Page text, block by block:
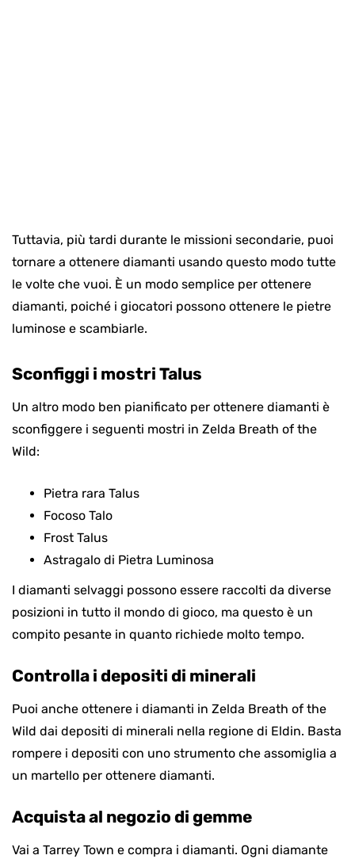
Tuttavia, più tardi durante le missioni secondarie, puoi
tornare a ottenere diamanti usando questo modo tutte
le volte che vuoi. È un modo semplice per ottenere
diamanti, poiché i giocatori possono ottenere le pietre
luminose e scambiarle.
Sconfiggi i mostri Talus
Un altro modo ben pianificato per ottenere diamanti è
sconfiggere i seguenti mostri in Zelda Breath of the
Wild:
Pietra rara Talus
Focoso Talo
Frost Talus
Astragalo di Pietra Luminosa
I diamanti selvaggi possono essere raccolti da diverse
posizioni in tutto il mondo di gioco, ma questo è un
compito pesante in quanto richiede molto tempo.
Controlla i depositi di minerali
Puoi anche ottenere i diamanti in Zelda Breath of the
Wild dai depositi di minerali nella regione di Eldin. Basta
rompere i depositi con uno strumento che assomiglia a
un martello per ottenere diamanti.
Acquista al negozio di gemme
Vai a Tarrey Town e compra i diamanti. Ogni diamante